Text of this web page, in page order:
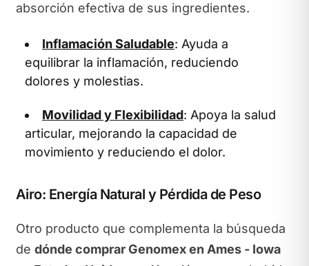
absorción efectiva de sus ingredientes.
Inflamación Saludable: Ayuda a
equilibrar la inflamación, reduciendo
dolores y molestias.
Movilidad y Flexibilidad: Apoya la salud
articular, mejorando la capacidad de
movimiento y reduciendo el dolor.
Airo: Energía Natural y Pérdida de Peso
Otro producto que complementa la búsqueda
de dónde comprar Genomex en Ames - Iowa